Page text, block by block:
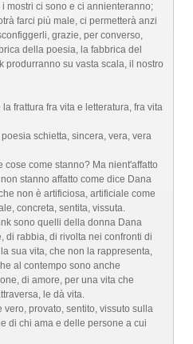
mostri ci sono e ci annienteranno;
farci più male, ci permetterà anzi
grazie, per converso,
della poesia, la fabbrica del
produrranno su vasta scala, il nostro
frattura fra vita e letteratura, fra vita
schietta, sincera, vera, vera
come stanno? Ma nient'affatto
stanno affatto come dice Dana
non è artificiosa, artificiale come
concreta, sentita, vissuta.
sono quelli della donna Dana
di rabbia, di rivolta nei confronti di
sua vita, che non la rappresenta,
al contempo sono anche
di amore, per una vita che
le dà vita.
vero, provato, sentito, vissuto sulla
di chi ama e delle persone a cui